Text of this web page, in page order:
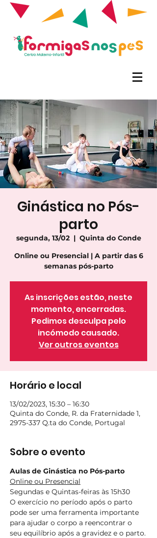
Ginástica no Pós-
parto
segunda, 13/02
  |
Quinta do Conde
Online ou Presencial | A partir das 6
semanas pós-parto
As inscrições estão, neste
momento, encerradas.
Pedimos desculpa pelo
incómodo causado.
Ver outros eventos
Horário e local
13/02/2023, 15:30 – 16:30
Quinta do Conde, R. da Fraternidade 1,
2975-337 Q.ta do Conde, Portugal
Sobre o evento
Aulas de Ginástica no Pós-parto
Online ou Presencial
Segundas e Quintas-feiras às 15h30
O exercício no período após o parto
pode ser uma ferramenta importante
para ajudar o corpo a reencontrar o
seu equilíbrio após a gravidez e o parto.